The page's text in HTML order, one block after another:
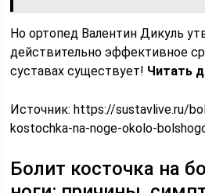
Но ортопед Валентин Дикуль
действительно эффективное
суставах существует! Читать
Источник:https://sustavlive.ru/
kostochka-na-noge-okolo-
Болит косточка на